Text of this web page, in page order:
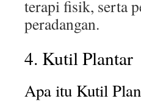
terapi fisik, serta
peradangan.
4. Kutil Plantar
Apa itu Kutil